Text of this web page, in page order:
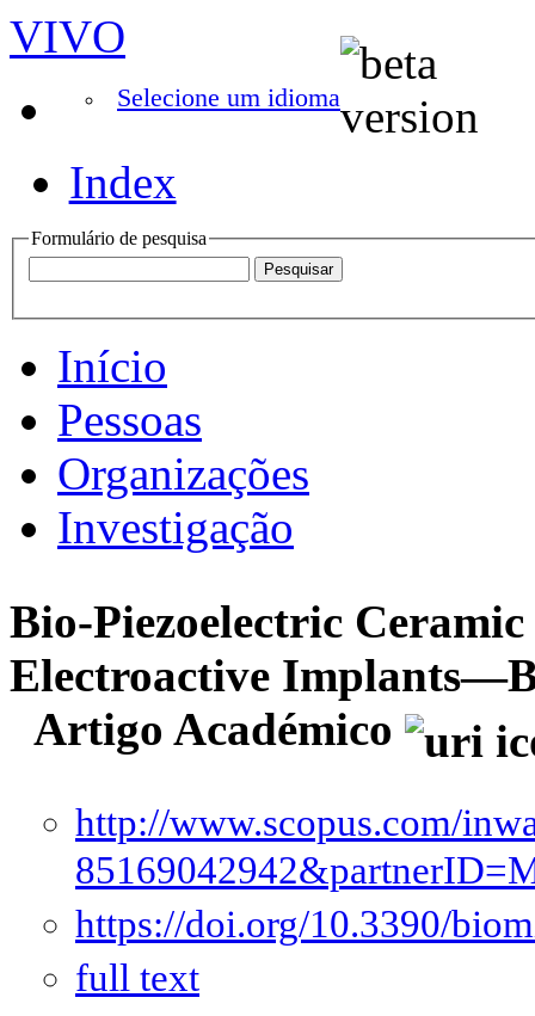
VIVO
Selecione um idioma
Index
Formulário de pesquisa
Início
Pessoas
Organizações
Investigação
Bio-Piezoelectric
Electroactive
Artigo Académico
http://www.scopus.com/
https://doi.org/10.3390/
full text